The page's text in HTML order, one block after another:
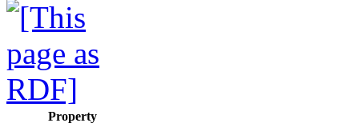
Property